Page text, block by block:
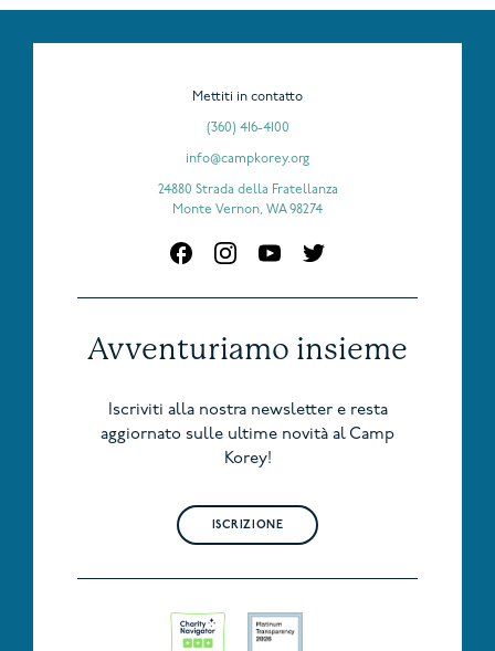
Avventuriamo insieme
Iscriviti alla nostra newsletter e resta
aggiornato sulle ultime novità al Camp
Korey!
ISCRIZIONE
Mettiti in contatto
(360) 416-4100
info@campkorey.org
24880 Strada della Fratellanza
Monte Vernon, WA 98274